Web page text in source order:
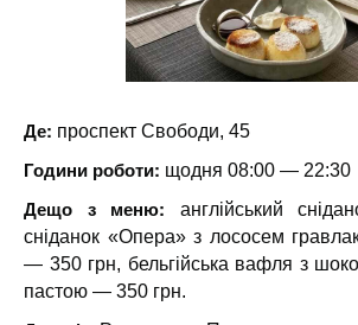
Де: проспект Свободи, 45
Години роботи: щодня 08:00 — 22:30
Дещо з меню: англійський
сніданок «Опера» з лососем
— 350 грн, бельгійська вафля з
пастою — 350 грн.